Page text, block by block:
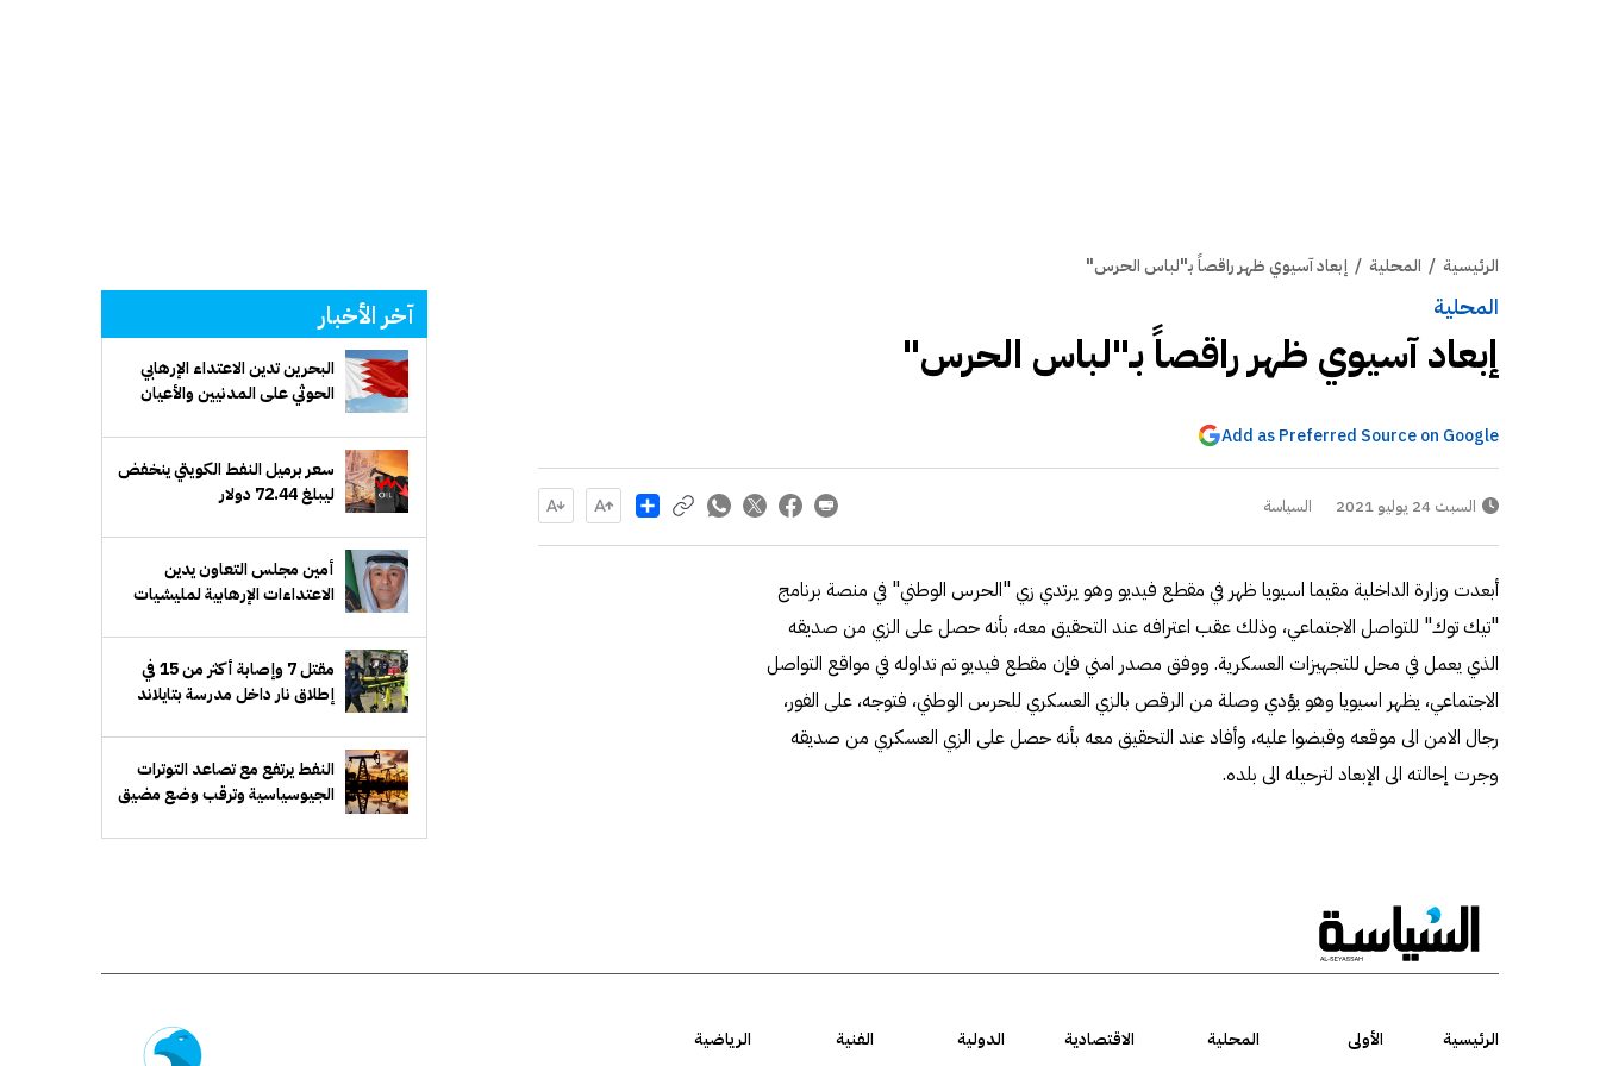
الرئيسية / المحلية / إبعاد آسيوي ظهر راقصاً بـ"لباس الحرس"
المحلية
إبعاد آسيوي ظهر راقصاً بـ"لباس الحرس"
Add as Preferred Source on Google
السبت 24 يوليو 2021 السياسة Share
أبعدت وزارة الداخلية مقيما اسيويا ظهر في مقطع فيديو وهو يرتدي زي "الحرس الوطني" في منصة برنامج
"تيك توك" للتواصل الاجتماعي، وذلك عقب اعترافه عند التحقيق معه، بأنه حصل على الزي من صديقه
الذي يعمل في محل للتجهيزات العسكرية. ووفق مصدر امني فإن مقطع فيديو تم تداوله في مواقع التواصل
الاجتماعي، يظهر اسيويا وهو يؤدي وصلة من الرقص بالزي العسكري للحرس الوطني، فتوجه، على الفور،
رجال الامن الى موقعه وقبضوا عليه، وأفاد عند التحقيق معه بأنه حصل على الزي العسكري من صديقه
وجرت إحالته الى الإبعاد لترحيله الى بلده.
آخر الأخبار
البحرين تدين الاعتداء الإرهابي
الحوثي على المدنيين والأعيان
سعر برميل النفط الكويتي ينخفض
ليبلغ 72.44 دولار
أمين مجلس التعاون يدين
الاعتداءات الإرهابية لمليشيات
بالسعودية
مقتل 7 وإصابة أكثر من 15 في
إطلاق نار داخل مدرسة بتايلاند
النفط يرتفع مع تصاعد التوترات
الجيوسياسية وترقب وضع مضيق
الرئيسية الأولى المحلية الاقتصادية الدولية الفنية
الرياضية